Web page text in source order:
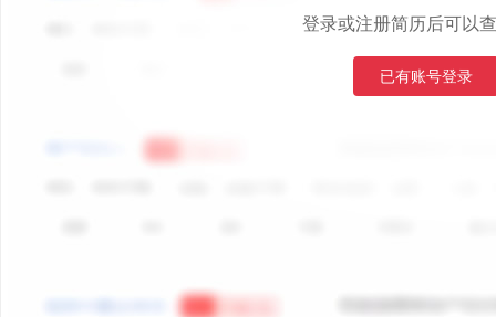
登录或注册简历后可以
已有账号登录